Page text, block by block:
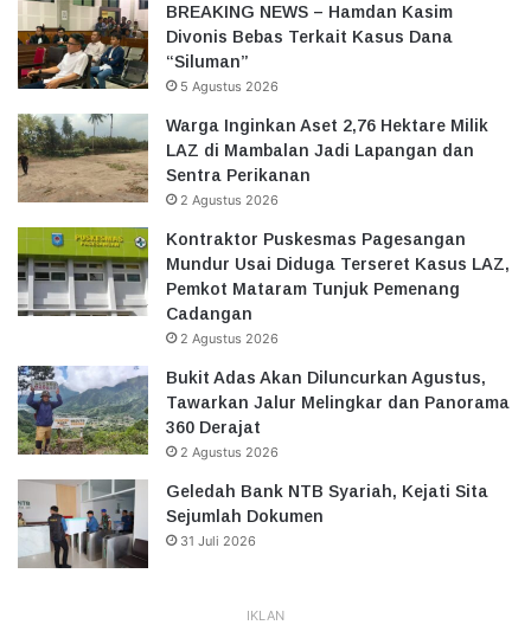
BREAKING NEWS – Hamdan Kasim
Divonis Bebas Terkait Kasus Dana
“Siluman”
5 Agustus 2026
Warga Inginkan Aset 2,76 Hektare Milik
LAZ di Mambalan Jadi Lapangan dan
Sentra Perikanan
2 Agustus 2026
Kontraktor Puskesmas Pagesangan
Mundur Usai Diduga Terseret Kasus LAZ,
Pemkot Mataram Tunjuk Pemenang
Cadangan
2 Agustus 2026
Bukit Adas Akan Diluncurkan Agustus,
Tawarkan Jalur Melingkar dan Panorama
360 Derajat
2 Agustus 2026
Geledah Bank NTB Syariah, Kejati Sita
Sejumlah Dokumen
31 Juli 2026
IKLAN